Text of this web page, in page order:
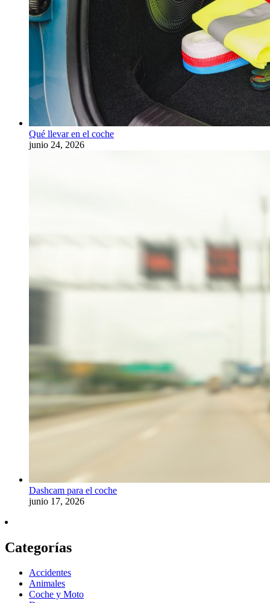
Qué llevar en el coche
junio 24, 2026
Dashcam para el coche
junio 17, 2026
Categorías
Accidentes
Animales
Coche y Moto